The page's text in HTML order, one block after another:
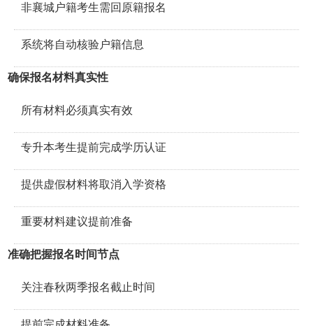
非襄城户籍考生需回原籍报名
系统将自动核验户籍信息
确保报名材料真实性
所有材料必须真实有效
专升本考生提前完成学历认证
提供虚假材料将取消入学资格
重要材料建议提前准备
准确把握报名时间节点
关注春秋两季报名截止时间